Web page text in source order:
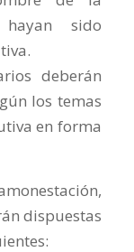
sido
deberán
los temas
en forma
dispuestas